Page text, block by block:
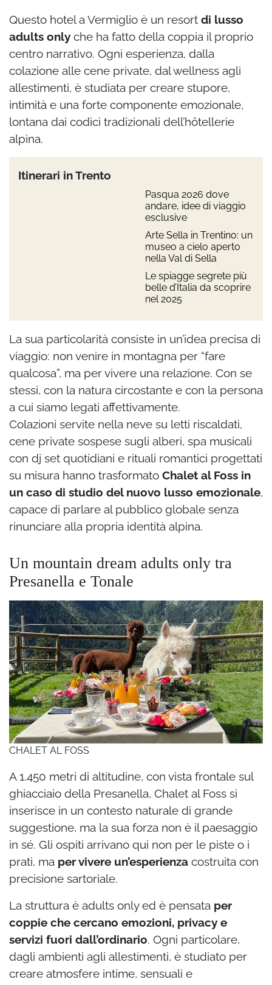
Questo hotel a Vermiglio è un resort di lusso
adults only che ha fatto della coppia il proprio
centro narrativo. Ogni esperienza, dalla
colazione alle cene private, dal wellness agli
allestimenti, è studiata per creare stupore,
intimità e una forte componente emozionale,
lontana dai codici tradizionali dell’hôtellerie
alpina.
Itinerari in Trento
Pasqua 2026 dove
andare, idee di viaggio
esclusive
Arte Sella in Trentino: un
museo a cielo aperto
nella Val di Sella
Le spiagge segrete più
belle d’Italia da scoprire
nel 2025
La sua particolarità consiste in un’idea precisa di
viaggio: non venire in montagna per “fare
qualcosa”, ma per vivere una relazione. Con se
stessi, con la natura circostante e con la persona
a cui siamo legati affettivamente.
Colazioni servite nella neve su letti riscaldati,
cene private sospese sugli alberi, spa musicali
con dj set quotidiani e rituali romantici progettati
su misura hanno trasformato Chalet al Foss in
un caso di studio del nuovo lusso emozionale,
capace di parlare al pubblico globale senza
rinunciare alla propria identità alpina.
Un mountain dream adults only tra
Presanella e Tonale
CHALET AL FOSS
A 1.450 metri di altitudine, con vista frontale sul
ghiacciaio della Presanella, Chalet al Foss si
inserisce in un contesto naturale di grande
suggestione, ma la sua forza non è il paesaggio
in sé. Gli ospiti arrivano qui non per le piste o i
prati, ma per vivere un’esperienza costruita con
precisione sartoriale.
La struttura è adults only ed è pensata per
coppie che cercano emozioni, privacy e
servizi fuori dall’ordinario. Ogni particolare,
dagli ambienti agli allestimenti, è studiato per
creare atmosfere intime, sensuali e